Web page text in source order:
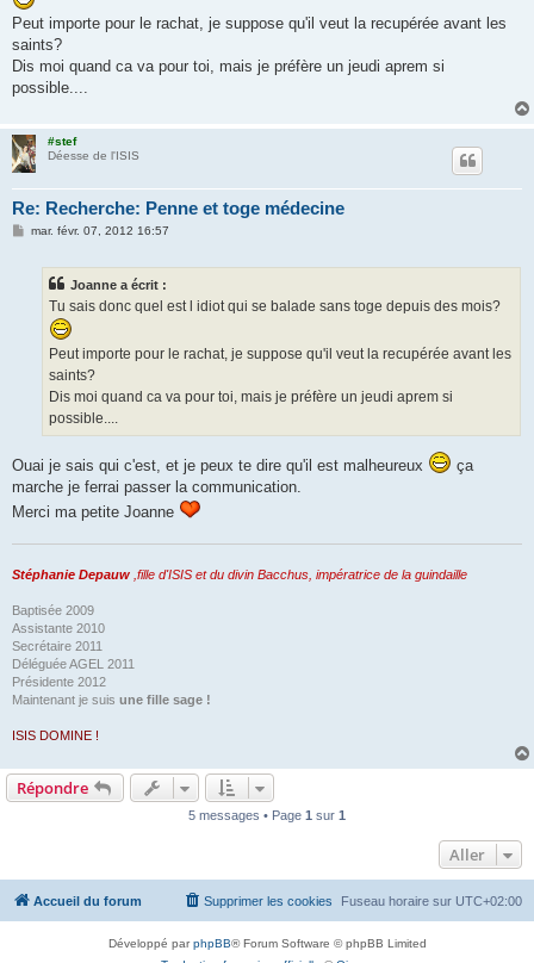
e
Peut importe pour le rachat, je suppose qu'il veut la recupérée avant les
saints?
Dis moi quand ca va pour toi, mais je préfère un jeudi aprem si
possible....
#stef
Déesse de l'ISIS
Re: Recherche: Penne et toge médecine
Mmar. févr. 07, 2012 16:57
Joanne a écrit :
Tu sais donc quel est l idiot qui se balade sans toge depuis des mois?
Peut importe pour le rachat, je suppose qu'il veut la recupérée avant les
saints?
Dis moi quand ca va pour toi, mais je préfère un jeudi aprem si
possible....
Ouai je sais qui c'est, et je peux te dire qu'il est malheureux
ça
marche je ferrai passer la communication.
Merci ma petite Joanne
Stéphanie Depauw ,fille d'ISIS et du divin Bacchus, impératrice de la guindaille
Baptisée 2009
Assistante 2010
Secrétaire 2011
Déléguée AGEL 2011
Présidente 2012
Maintenant je suis une fille sage !
ISIS DOMINE !
Répondre
5 messages • Page 1 sur 1
Aller
Accueil du forum Fuseau horaire sur UTC+02:00
Supprimer les cookies
Développé parphpBB® Forum Software © phpBB Limited